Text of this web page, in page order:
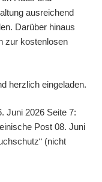
ausreichend
Darüber hinaus
zur kostenlosen
herzlich eingeladen.
Juni 2026 Seite 7:
Post 08. Juni
(nicht